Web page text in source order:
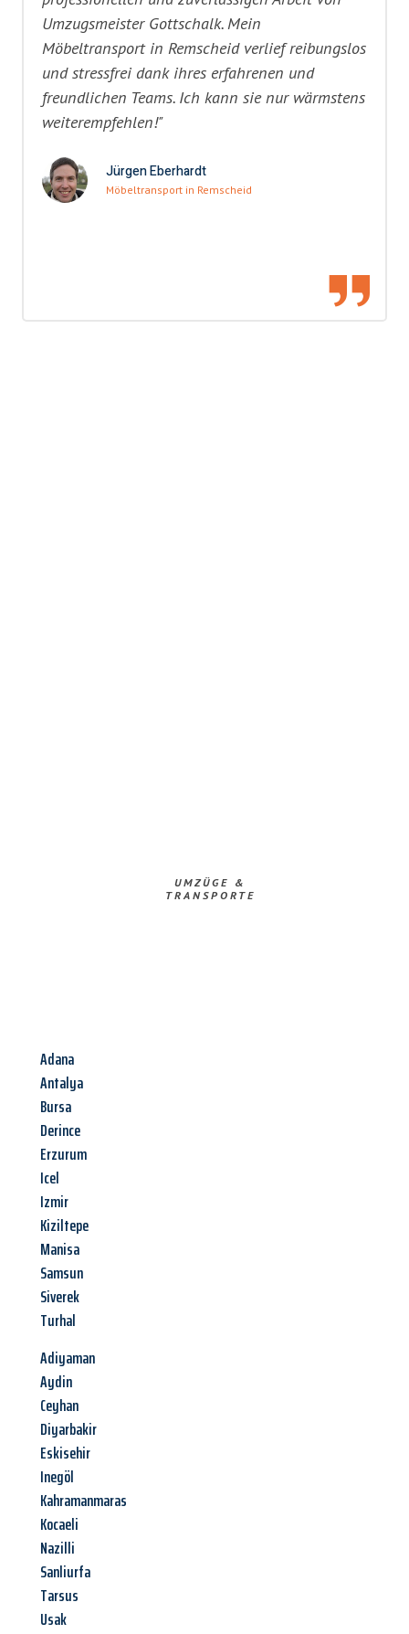
Umzugsmeister Gottschalk. Mein
Möbeltransport in Remscheid verlief reibungslos
und stressfrei dank ihres erfahrenen und
freundlichen Teams. Ich kann sie nur wärmstens
weiterempfehlen!"
Jürgen Eberhardt
Möbeltransport in Remscheid
UMZÜGE &
TRANSPORTE
Adana
Antalya
Bursa
Derince
Erzurum
Icel
Izmir
Kiziltepe
Manisa
Samsun
Siverek
Turhal
Adiyaman
Aydin
Ceyhan
Diyarbakir
Eskisehir
Inegöl
Kahramanmaras
Kocaeli
Nazilli
Sanliurfa
Tarsus
Usak